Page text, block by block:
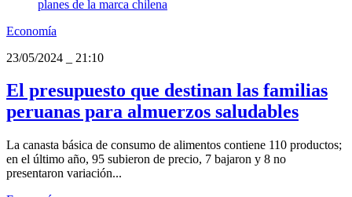
Economía
23/05/2024
21:10
El presupuesto que destinan las familias
peruanas para almuerzos saludables
La canasta básica de consumo de alimentos contiene 110 productos;
en el último año, 95 subieron de precio, 7 bajaron y 8 no
presentaron variación...